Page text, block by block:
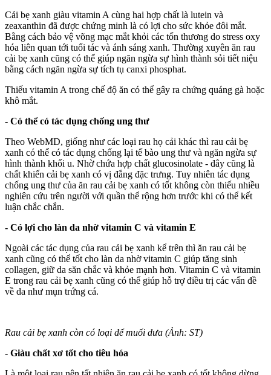
Cải bẹ xanh giàu vitamin A cùng hai hợp chất là lutein và
zeaxanthin đã được chứng minh là có lợi cho sức khỏe đôi mắt.
Bằng cách bảo vệ võng mạc mắt khỏi các tổn thương do stress oxy
hóa liên quan tới tuổi tác và ánh sáng xanh. Thường xuyên ăn rau
cải bẹ xanh cũng có thể giúp ngăn ngừa sự hình thành sỏi tiết niệu
bằng cách ngăn ngừa sự tích tụ canxi phosphat.
Thiếu vitamin A trong chế độ ăn có thể gây ra chứng quáng gà hoặc
khô mắt.
- Có thể có tác dụng chống ung thư
Theo WebMD, giống như các loại rau họ cải khác thì rau cải bẹ
xanh có thể có tác dụng chống lại tế bào ung thư và ngăn ngừa sự
hình thành khối u. Nhờ chứa hợp chất glucosinolate - đây cũng là
chất khiến cải bẹ xanh có vị đắng đặc trưng. Tuy nhiên tác dụng
chống ung thư của ăn rau cải bẹ xanh có tốt không còn thiếu nhiều
nghiên cứu trên người với quần thể rộng hơn trước khi có thể kết
luận chắc chắn.
- Có lợi cho làn da nhờ vitamin C và vitamin E
Ngoài các tác dụng của rau cải bẹ xanh kể trên thì ăn rau cải bẹ
xanh cũng có thể tốt cho làn da nhờ vitamin C giúp tăng sinh
collagen, giữ da săn chắc và khỏe mạnh hơn. Vitamin C và vitamin
E trong rau cải bẹ xanh cũng có thể giúp hỗ trợ điều trị các vấn đề
về da như mụn trứng cá.
Rau cải bẹ xanh còn có loại để muối dưa (Ảnh: ST)
- Giàu chất xơ tốt cho tiêu hóa